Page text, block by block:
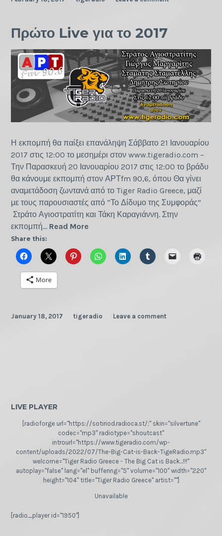
Πρώτο Live για το 2017
Η εκπομπή θα παίξει επανάληψη Σάββατο 21 Ιανουαρίου
2017 στις 12:00 το μεσημέρι στον www.tigeradio.com –
Την Παρασκευή 20 Ιανουαρίου 2017 στις 12:00 το βράδυ
θα κάνουμε εκπομπή στον ΑΡΤfm 90,6, όπου Θα γίνει
αναμετάδοση ζωντανά από το Tiger Radio Greece, μαζί
με τους παρουσιαστές από “Το Δίδυμο της Συμφοράς”
Στράτο Αγιοστρατίτη και Τάκη Καραγιάννη. Στην
εκπομπή… Read More
για
το
Share this:
More
January 18, 2017 tigeradio Leave a comment
LIVE PLAYER
[radioforge url="https://sotiriod.radioca.st/;" skin="silvertune"
codec="mp3" radiotype="shoutcast"
introurl="https://www.tigeradio.com/wp-
content/uploads/2022/07/The-Big-Cat-is-Back-TigeRadio.mp3"
welcome="Tiger Radio Greece - The Big Cat is Back...!!!"
autoplay="false" lang="el" buffering="5" volume="100" width="220"
height="104" title="Tiger Radio Greece" artist=""]
Unavailable
[radio_player id="1950"]